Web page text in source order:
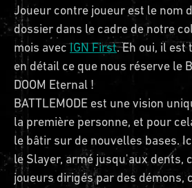
Joueur contre joueur est le nom
dossier dans le cadre de notre
mois avecIGN First. Eh oui, il est
en détail ce que nous réserve le
DOOM Eternal !
BATTLEMODE est une vision
la première personne, et pour
le bâtir sur de nouvelles bases.
le Slayer, armé jusqu'aux dents,
joueurs dirigés par des démons,